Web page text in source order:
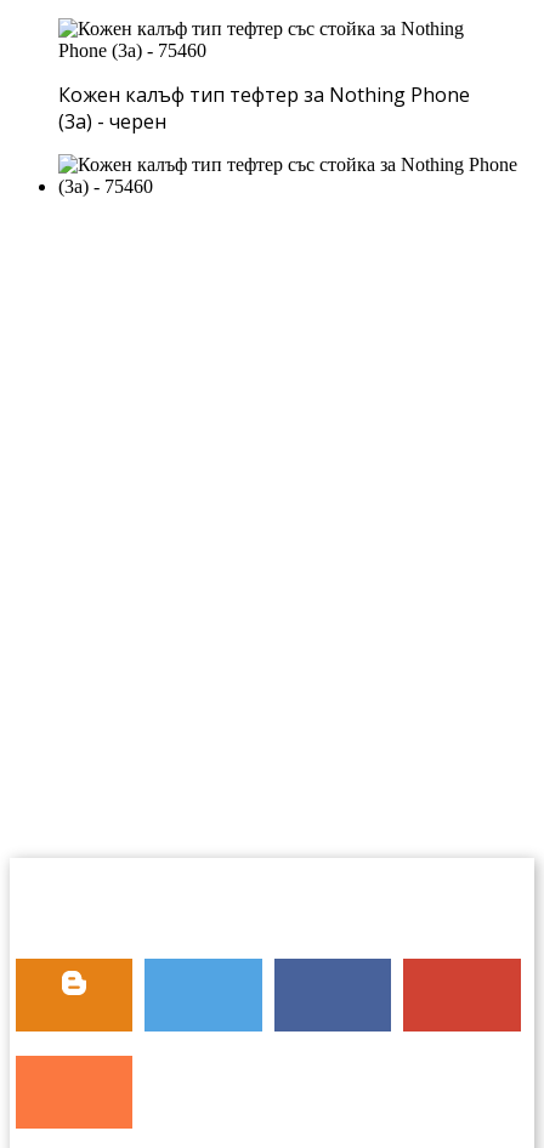
Кожен калъф тип тефтер за Nothing Phone
(3a) - черен